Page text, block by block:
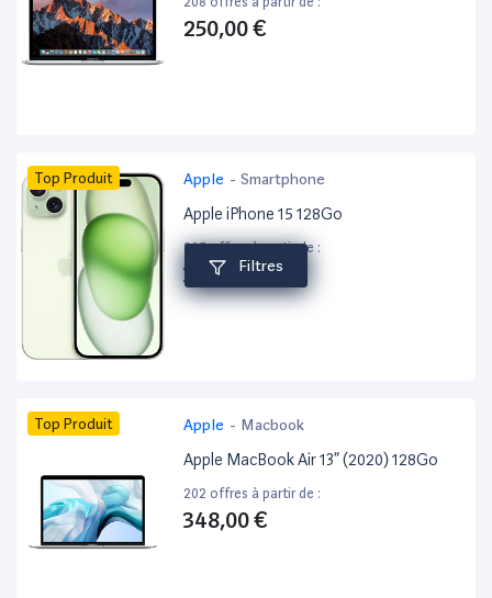
Filtres
250,00 €
Top Produit Apple - Smartphone
Apple iPhone 15 128Go
205 offres à partir de :
378,00 €
Top Produit Apple - Macbook
Apple MacBook Air 13” (2020) 128Go
202 offres à partir de :
348,00 €